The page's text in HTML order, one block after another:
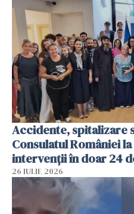
Accidente, spitalizare
Consulatul României
intervenții în doar 24
26 IULIE 2026